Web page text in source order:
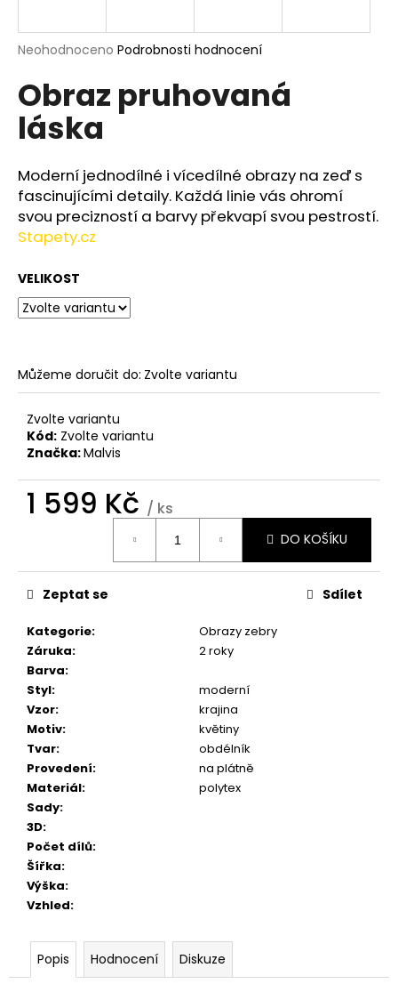
Průměrné
produktu
je
0,0
hvězdiček.
Neohodnoceno Podrobnosti hodnocení
Obraz pruhovaná
láska
Moderní jednodílné i vícedílné obrazy na zeď s
fascinujícími detaily. Každá linie vás ohromí
svou precizností a barvy překvapí svou pestrostí.
Stapety.cz
VELIKOST
Můžeme doručit do: Zvolte variantu
Zvolte variantu
Kód: Zvolte variantu
Značka:Malvis
1 599 Kč / ks
DO KOŠÍKU
Kategorie:
Obrazy zebry
Záruka:
2 roky
Barva:
Styl:
moderní
Vzor:
krajina
Motiv:
květiny
Tvar:
obdélník
Provedení:
na plátně
Materiál:
polytex
Sady:
3D:
Počet dílů:
Šířka:
Výška:
Vzhled:
Zeptat se Sdílet
Popis Hodnocení Diskuze
j
t
?
HLEDAT
D
o
p
u
č
u
e
m
e
OKNO
RÁJE
599
Kč